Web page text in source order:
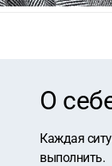
О
Каждая
выполнить.